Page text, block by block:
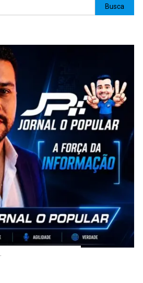
Busca